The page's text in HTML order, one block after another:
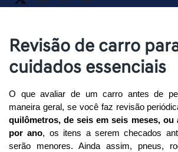
Revisão de carro
cuidados essenciais
O que avaliar de um carro antes de
maneira geral, se você faz revisão
quilômetros, de seis em seis meses, ou
por ano, os itens a serem checados
serão menores. Ainda assim, pneus,